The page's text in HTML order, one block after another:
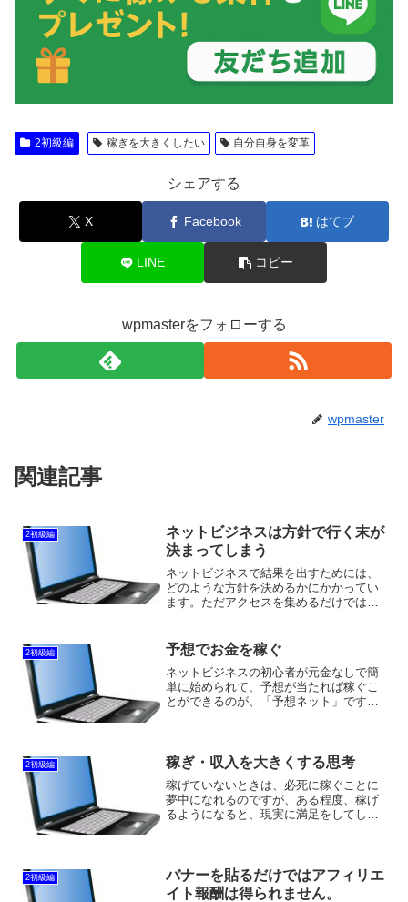
2初級編 稼ぎを大きくしたい 自分自身を変革
シェアする
X Facebook はてブ
LINE コピー
wpmasterをフォローする
wpmaster
関連記事
2初級編
ネットビジネスは方針で行く末が
決まってしまう
ネットビジネスで結果を出すためには、
どのような方針を決めるかにかかってい
ます。ただアクセスを集めるだけでは、
方針というのは、どのような目的で、ど
のようなユーザーに、何を...
2初級編 予想でお金を稼ぐ
ネットビジネスの初心者が元金なしで簡
単に始められて、予想が当たれば稼ぐこ
とができるのが、「予想ネット」です。
ます。ただ、ギャンブルの...
2初級編 稼ぎ・収入を大きくする思考
稼げていないときは、必死に稼ぐことに
夢中になれるのですが、ある程度、稼げ
るようになると、現実に満足をしてしま
で満足してしまい、力が抜...
2初級編
バナーを貼るだけではアフィリエ
イト報酬は得られません。